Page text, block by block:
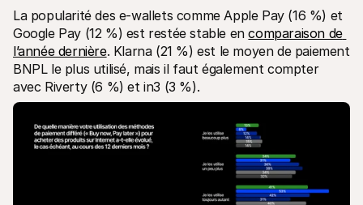
La popularité des e-wallets comme Apple Pay (16 %) et
Google Pay (12 %) est restée stable en comparaison de
l’année dernière. Klarna (21 %) est le moyen de paiement
BNPL le plus utilisé, mais il faut également compter
avec Riverty (6 %) et in3 (3 %).